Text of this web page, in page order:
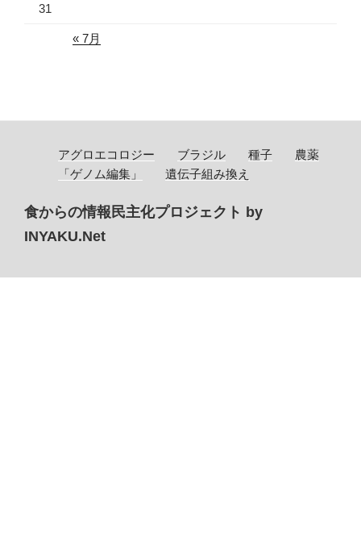
31
« 7月
アグロエコロジー ブラジル 種子
農薬
「ゲノム編集」
遺伝子組み換え
食からの情報民主化プロジェクト by
INYAKU.Net